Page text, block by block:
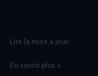
Lire la mise à jour.
En savoir plus »